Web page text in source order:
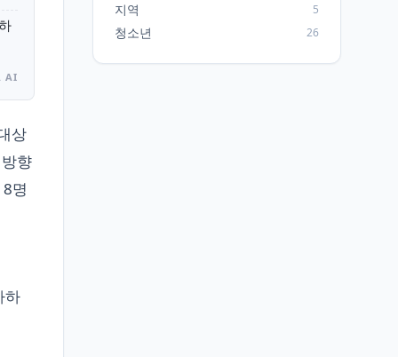
AI
상
향
명
하
지역 5
청소년 26